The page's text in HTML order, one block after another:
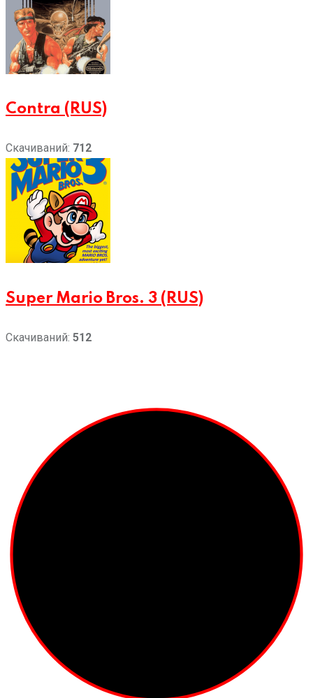
Contra (RUS)
Скачиваний: 712
Super Mario Bros. 3 (RUS)
Скачиваний: 512